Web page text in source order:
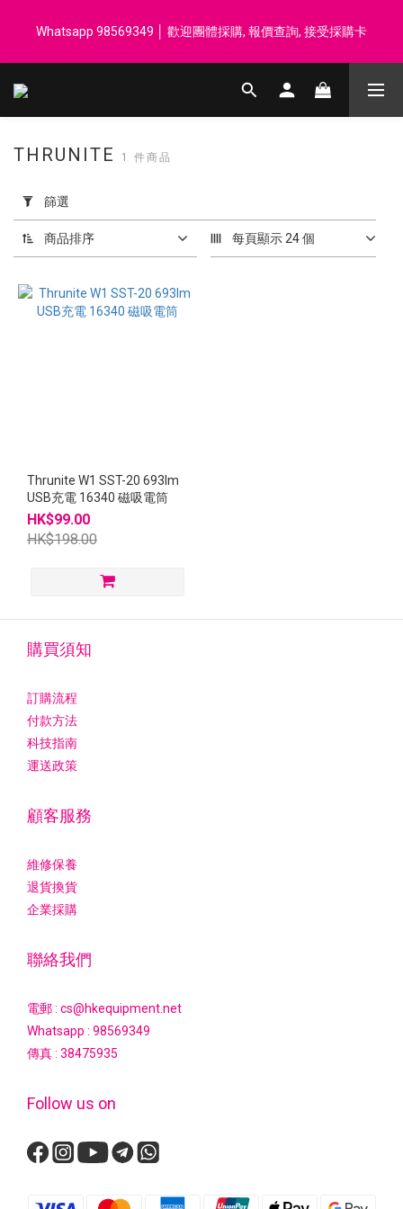
汗毛巾 韓國制 送完即止
Whatsapp 98569349 │ 歡迎團體採購, 報價查詢, 接受採購卡
登記會員享每$50回贈$1 │ 滿HK$899 送 N-rit Campack Towel 吸
用
篩
選
(0/20)
價格
(HK$)
THRUNITE 1 件商品
篩選
商品排序 每頁顯示 24 個
Thrunite W1 SST-20 693lm
USB充電 16340 磁吸電筒
HK$99.00
HK$198.00
購買須知
訂購流程
付款方法
科技指南
運送政策
顧客服務
維修保養
退貨換貨
企業採購
聯絡我們
電郵 : cs@hkequipment.net
Whatsapp : 98569349
傳真 : 38475935
Follow us on